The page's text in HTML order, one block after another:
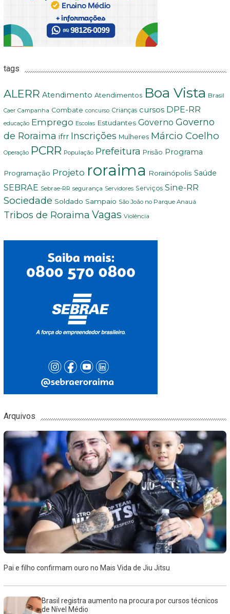
tags
ALERR Atendimento Atendimentos Boa Vista Brasil
Caer Campanha Combate concurso Crianças cursos DPE-RR
educação Emprego Escolas Estudantes Governo Governo
de Roraima ifrr Inscrições Mulheres Márcio Coelho
Operação PCRR População Prefeitura Prisão Programa
Programação Projeto roraima Rorainópolis Saúde
SEBRAE Sebrae-RR segurança Servidores Serviços Sine-RR
Sociedade Soldado Sampaio São João no Parque Anauá
Tribos de Roraima Vagas Violência
Arquivos
Pai e filho confirmam ouro no Mais Vida de Jiu Jitsu
Brasil registra aumento na procura por cursos técnicos
de Nível Médio